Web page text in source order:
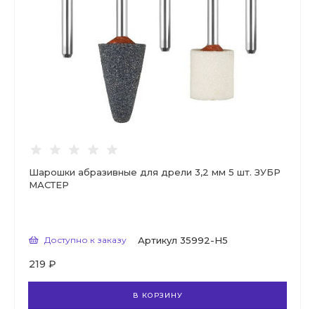
Шарошки абразивные для дрели 3,2 мм 5 шт. ЗУБР
МАСТЕР
Доступно к заказу Артикул 35992-H5
219 ₽
В КОРЗИНУ